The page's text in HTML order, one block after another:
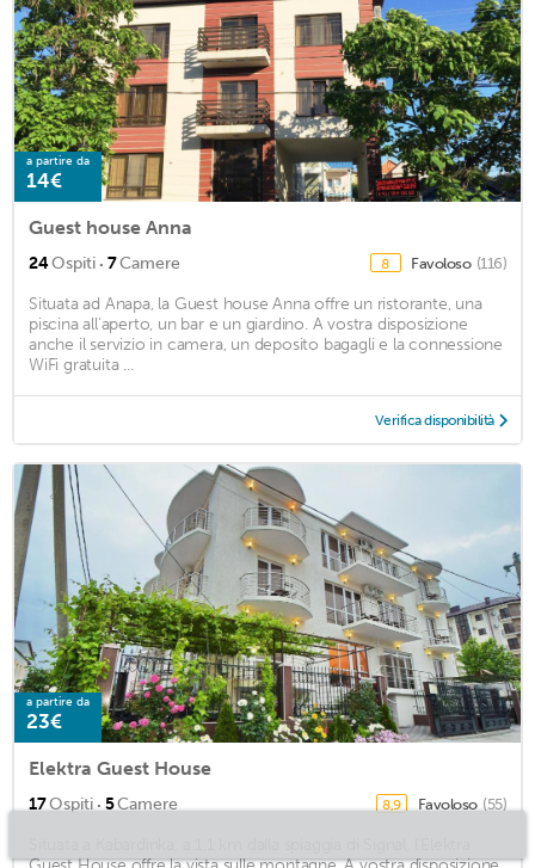
a partire da
14€
Guest house Anna
24Ospiti · 7Camere 8 Favoloso (116)
Situata ad Anapa, la Guest house Anna offre un ristorante, una
piscina all'aperto, un bar e un giardino. A vostra disposizione
anche il servizio in camera, un deposito bagagli e la connessione
WiFi gratuita ...
Verifica disponibilità
a partire da
23€
Elektra Guest House
17Ospiti·5Camere 8,9 Favoloso (55)